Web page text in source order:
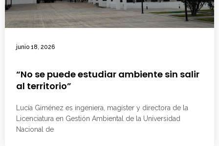
junio 18, 2026
“No se puede estudiar ambiente sin salir
al territorio”
Lucía Giménez es ingeniera, magíster y directora de la
Licenciatura en Gestión Ambiental de la Universidad
Nacional de